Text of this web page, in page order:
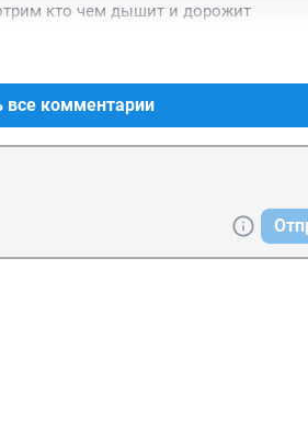
кто чем дышит и дорожит
все комментарии